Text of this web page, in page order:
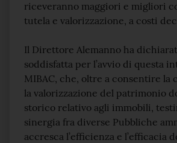
riceveranno maggiori e migliori
tutela e valorizzazione, a costi
Il Direttore Alemanno ha
soddisfatta per l’avvio di questa
MIBAC, che, oltre a consentire la
la valorizzazione del patrimonio
storico relativo agli immobili,
sinergia fra diverse Pubbliche
accresca l’efficienza e l’efficacia